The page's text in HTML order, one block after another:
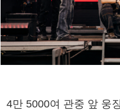
4만 5000여 관중 앞 웅